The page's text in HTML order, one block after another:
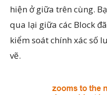
hiện ở giữa trên cùng.
qua lại giữa các Block
kiểm soát chính xác số
vẽ.